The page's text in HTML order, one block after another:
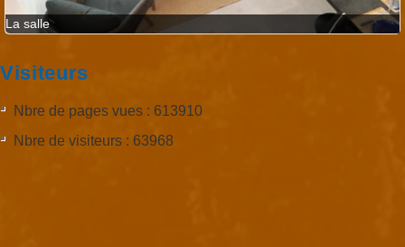
La salle
Visiteurs
Nbre de pages vues : 613910
Nbre de visiteurs : 63968